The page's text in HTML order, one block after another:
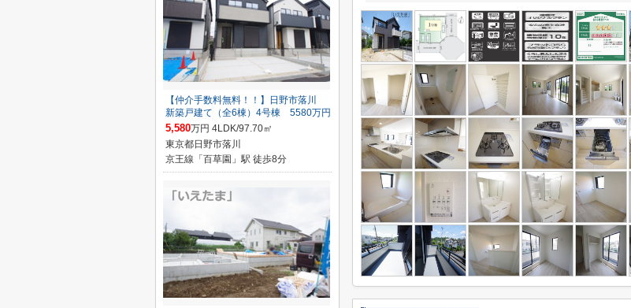
【仲介手数料無料！！】日野市落川
新築戸建て（全6棟）4号棟 5580万円
5,580万円 4LDK/97.70㎡
東京都日野市落川
京王線「百草園」駅 徒歩8分